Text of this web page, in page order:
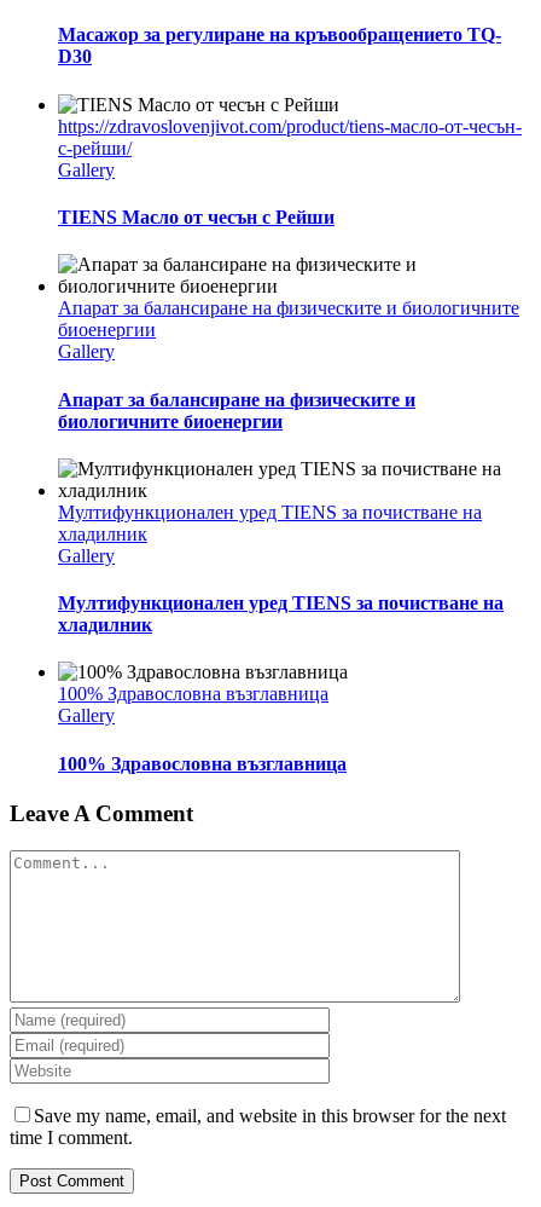
Масажор за регулиране на кръвообращението TQ-
D30
https://zdravoslovenjivot.com/product/tiens-масло-от-чесън-
с-рейши/
Gallery
TIENS Масло от чесън с Рейши
Aпарат за балансиране на физическите и биологичните
биоенергии
Gallery
Aпарат за балансиране на физическите и
биологичните биоенергии
Мултифункционален уред TIENS за почистване на
хладилник
Gallery
Мултифункционален уред TIENS за почистване на
хладилник
100% Здравословна възглавница
Gallery
100% Здравословна възглавница
Leave A Comment
Comment
Save my name, email, and website in this browser for the next
time I comment.